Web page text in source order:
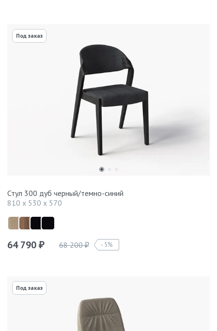
Под заказ
Стул 300 дуб черный/темно-синий
810 x 530 x 570
64 790 ₽ 68 200₽ 5%
Под заказ